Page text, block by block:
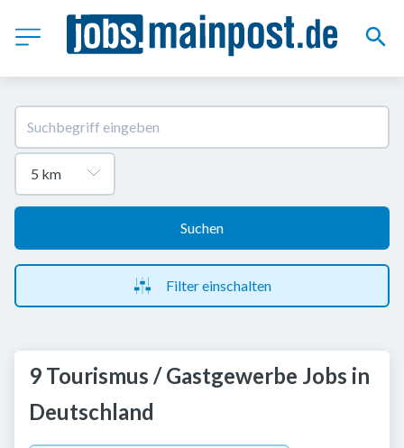
Suchen
Filter einschalten
9 Tourismus / Gastgewerbe Jobs in
Deutschland